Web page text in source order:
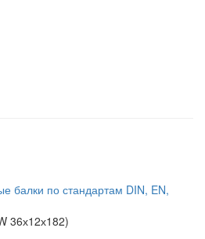
балки по стандартам DIN, EN,
36х12х182)